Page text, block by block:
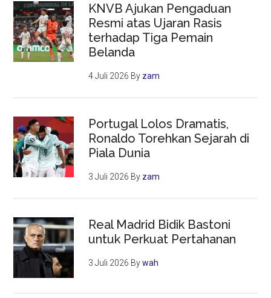
KNVB Ajukan Pengaduan
Resmi atas Ujaran Rasis
terhadap Tiga Pemain
Belanda
4 Juli 2026 By zam
Portugal Lolos Dramatis,
Ronaldo Torehkan Sejarah di
Piala Dunia
3 Juli 2026 By zam
Real Madrid Bidik Bastoni
untuk Perkuat Pertahanan
3 Juli 2026 Bywah